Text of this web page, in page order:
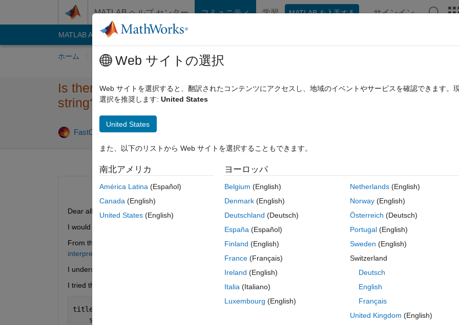
MATLAB ヘルプ センター コミュニティ 学習 MATLAB を入手する サインイン
MATLAB Answers File Exchange
ホーム 質問する 回答 閲覧 MATLAB に関する FAQ
Is there maximum number of characters of the figure title latex
string?
FastCar 2020 7 月 11
MATLAB Online で開く
Dear all,
I would like to write a multiline title using the latex interpreter.
From this post,
https://it.mathworks.com/matlabcentral/answers/15680-maximum-number-of-characters-of-the-latex-
interpreter#:~:text=there%20is%20a%20maximum%20of,about%2010%20characters%20per%20line).
I understand there is a limit of 1200 characters (minus roughly 10 characters for each line breaking).
I tried the following code but the interpreter fails.
title({[sprintf(
    sprintf(
, beta(1), beta(2)) sprintf( '$\\sigma_n$=%.2E,
Web サイトの選択
Web サイトを選択すると、翻訳されたコンテンツにアクセスし、地域のイベントやサービスを確認できます。
選択を推奨します: United States
United States
また、以下のリストから Web サイトを選択することもできます。
南北アメリカ
América Latina (Español)
Canada (English)
United States (English)
ヨーロッパ
Belgium (English)
Denmark (English)
Deutschland (Deutsch)
España (Español)
Finland (English)
France (Français)
Ireland (English)
Italia (Italiano)
Luxembourg (English)
Netherlands(English)
Norway(English)
Österreich (Deutsch)
Portugal(English)
Sweden (English)
Switzerland
Deutsch
English
Français
United Kingdom (English)